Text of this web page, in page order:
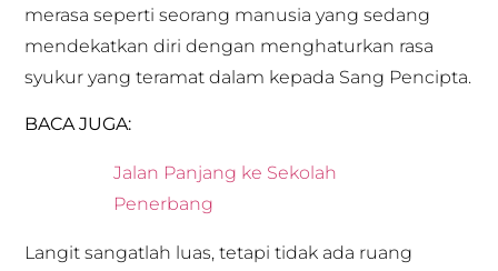
merasa seperti seorang manusia yang sedang
mendekatkan diri dengan menghaturkan rasa
syukur yang teramat dalam kepada Sang Pencipta.
BACA JUGA:
Jalan Panjang ke Sekolah
Penerbang
Langit sangatlah luas, tetapi tidak ada ruang